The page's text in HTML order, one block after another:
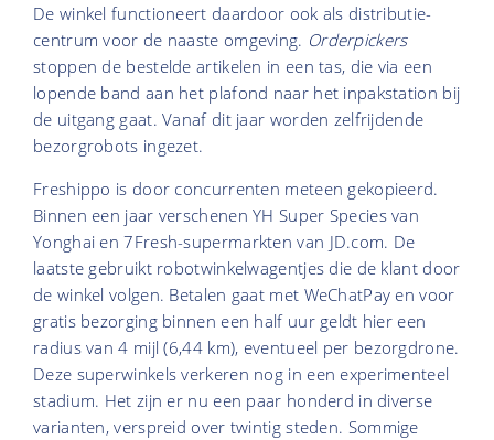
De winkel functioneert daardoor ook als distributie­
centrum voor de naaste omgeving. Orderpickers
stoppen de bestelde artikelen in een tas, die via een
lopende band aan het plafond naar het inpakstation bij
de uitgang gaat. Vanaf dit jaar worden zelfrijdende
bezorgrobots ingezet.
Freshippo is door concurrenten meteen gekopieerd.
Binnen een jaar verschenen YH Super Species van
Yonghai en 7Fresh-supermarkten van JD.com. De
laatste gebruikt robotwinkelwagentjes die de klant door
de winkel volgen. Betalen gaat met WeChatPay en voor
gratis bezorging binnen een half uur geldt hier een
radius van 4 mijl (6,44 km), eventueel per bezorgdrone.
Deze superwinkels verkeren nog in een experimenteel
stadium. Het zijn er nu een paar honderd in diverse
varianten, verspreid over twintig steden. Sommige